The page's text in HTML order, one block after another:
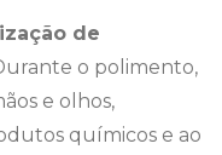
de
o polimento,
e olhos,
químicos e ao